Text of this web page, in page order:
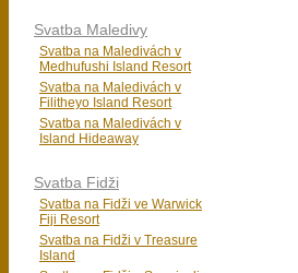
Svatba Maledivy
Svatba na Maledivách v
Medhufushi Island Resort
Svatba na Maledivách v
Filitheyo Island Resort
Svatba na Maledivách v
Island Hideaway
Svatba Fidži
Svatba na Fidži ve Warwick
Fiji Resort
Svatba na Fidži v Treasure
Island